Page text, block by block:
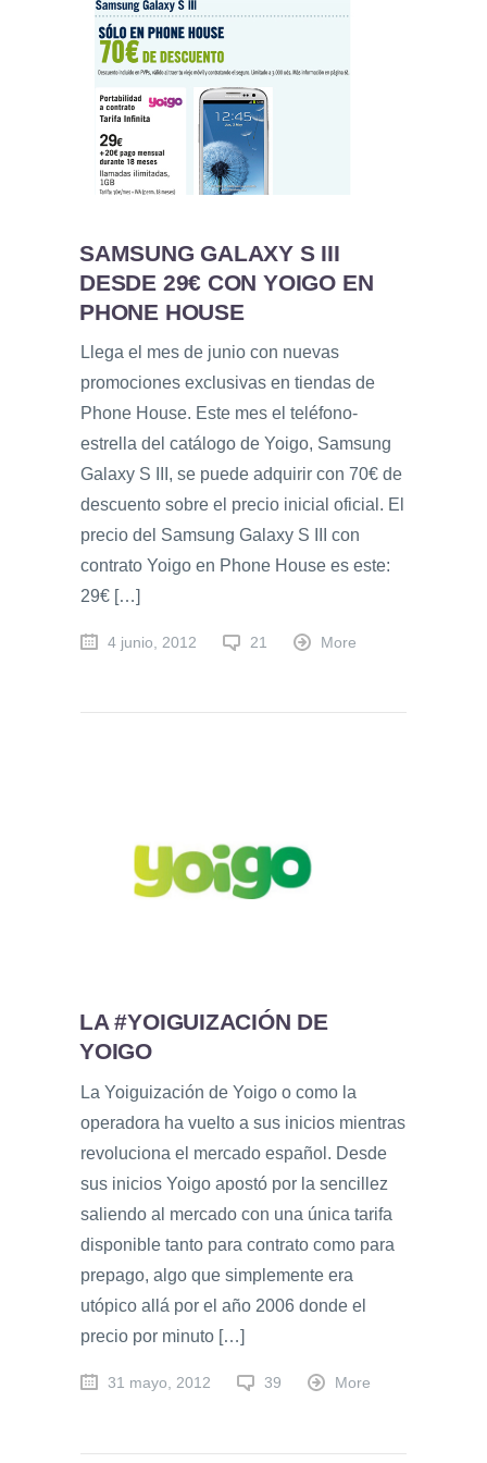
SAMSUNG GALAXY S III
DESDE 29€ CON YOIGO EN
PHONE HOUSE
Llega el mes de junio con nuevas
promociones exclusivas en tiendas de
Phone House. Este mes el teléfono-
estrella del catálogo de Yoigo, Samsung
Galaxy S III, se puede adquirir con 70€ de
descuento sobre el precio inicial oficial. El
precio del Samsung Galaxy S III con
contrato Yoigo en Phone House es este:
29€ […]
4 junio, 2012 21 More
LA #YOIGUIZACIÓN DE
YOIGO
La Yoiguización de Yoigo o como la
operadora ha vuelto a sus inicios mientras
revoluciona el mercado español. Desde
sus inicios Yoigo apostó por la sencillez
saliendo al mercado con una única tarifa
disponible tanto para contrato como para
prepago, algo que simplemente era
utópico allá por el año 2006 donde el
precio por minuto […]
31 mayo, 2012 39 More